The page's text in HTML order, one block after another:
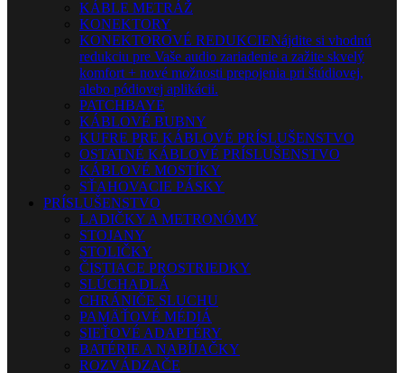
KÁBLE METRÁŽ
KONEKTORY
KONEKTOROVÉ REDUKCIENájdite si vhodnú
redukciu pre Vaše audio zariadenie a zažite skvelý
komfort + nové možnosti prepojenia pri štúdiovej,
alebo pódiovej aplikácii.
PATCHBAYE
KÁBLOVÉ BUBNY
KUFRE PRE KÁBLOVÉ PRÍSLUŠENSTVO
OSTATNÉ KÁBLOVÉ PRÍSLUŠENSTVO
KÁBLOVÉ MOSTÍKY
SŤAHOVACIE PÁSKY
PRÍSLUŠENSTVO
LADIČKY A METRONÓMY
STOJANY
STOLIČKY
ČISTIACE PROSTRIEDKY
SLÚCHADLÁ
CHRÁNIČE SLUCHU
PAMÄŤOVÉ MÉDIÁ
SIEŤOVÉ ADAPTÉRY
BATÉRIE A NABÍJAČKY
ROZVÁDZAČE